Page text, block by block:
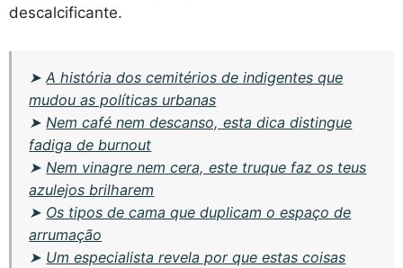
descalcificante.
➤A história dos cemitérios de indigentes que
mudou as políticas urbanas
➤Nem café nem descanso, esta dica distingue
fadiga de burnout
➤Nem vinagre nem cera, este truque faz os teus
azulejos brilharem
➤ Os tipos de cama que duplicam o espaço de
arrumação
➤ Um especialista revela por que estas coisas